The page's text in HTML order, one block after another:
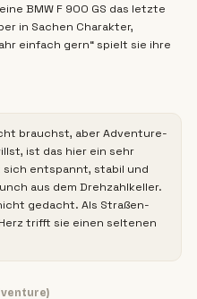
BMW F 900 GS das letzte
in Sachen Charakter,
einfach gern“ spielt sie ihre
brauchst, aber Adventure-
ist das hier ein sehr
entspannt, stabil und
aus dem Drehzahlkeller.
gedacht. Als Straßen-
trifft sie einen seltenen
)